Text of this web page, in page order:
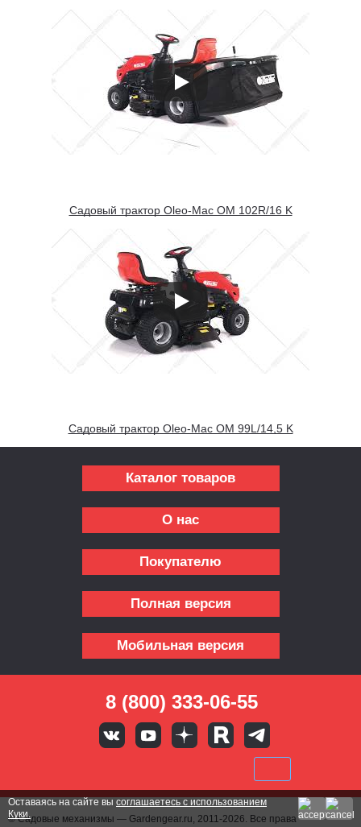
Садовый трактор Oleo-Mac OM 102R/16 K
Садовый трактор Oleo-Mac OM 99L/14,5 K
Каталог товаров
О нас
Покупателю
Полная версия
Мобильная версия
8 (800) 333-06-55
© Садовые механизмы — Gardengear.ru, 2011-2026. Все права
Оставаясь на сайте вы соглашаетесь с использованием
Куки.